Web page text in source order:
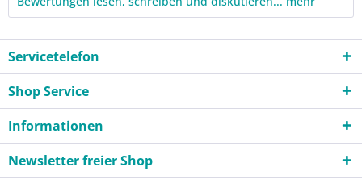
Servicetelefon
Shop Service
Informationen
Newsletter freier Shop